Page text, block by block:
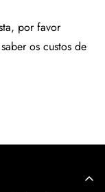
por favor
os custos de